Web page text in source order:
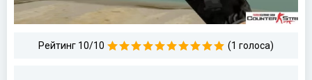
Рейтинг 10/10 (1 голоса)